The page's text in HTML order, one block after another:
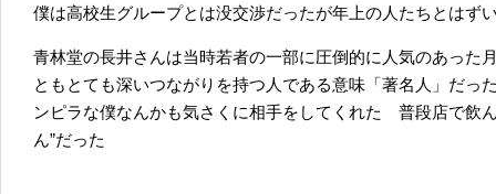
僕は高校生グループとは没交渉だったが年上の人たちとはず
青林堂の長井さんは当時若者の一部に圧倒的に人気のあった
ともとても深いつながりを持つ人である意味「著名人」だっ
ンピラな僕なんかも気さくに相手をしてくれた 普段店で飲
ん”だった